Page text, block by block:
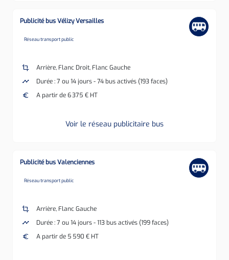
Publicité bus Vélizy Versailles
none
Réseau transport public
crop
Arrière, Flanc Droit, Flanc Gauche
timeline
Durée : 7 ou 14 jours - 74 bus activés (193 faces)
euro
A partir de 6 375 € HT
Voir le réseau publicitaire bus
Publicité bus Valenciennes
none
Réseau transport public
crop
Arrière, Flanc Gauche
timeline
Durée : 7 ou 14 jours - 113 bus activés (199 faces)
euro
A partir de 5 590 € HT